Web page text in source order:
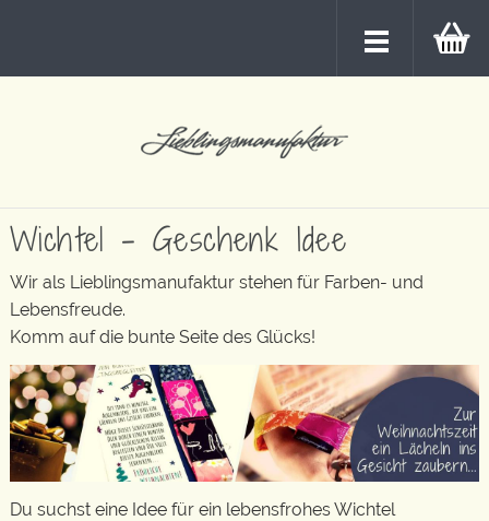
Wichtel – Geschenk Idee
Wir als Lieblingsmanufaktur stehen für Farben- und
Lebensfreude.
Komm auf die bunte Seite des Glücks!
Du suchst eine Idee für ein lebensfrohes Wichtel